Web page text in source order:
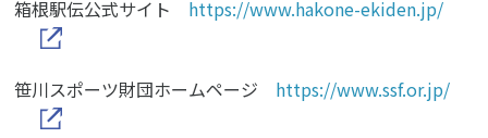
箱根駅伝公式サイト https://www.hakone-ekiden.jp/
笹川スポーツ財団ホームページ https://www.ssf.or.jp/